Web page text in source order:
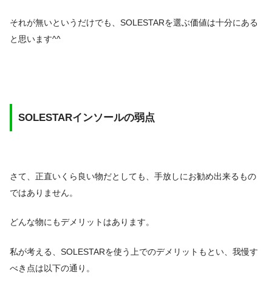
それが無いというだけでも、SOLESTARを選ぶ価値は十分にある
と思います^^
SOLESTARインソールの弱点
さて、正直いくら良い物だとしても、手放しにお勧め出来るもの
ではありません。
どんな物にもデメリットはあります。
私が考える、SOLESTARを使う上でのデメリットもとい、我慢す
べき点は以下の通り。